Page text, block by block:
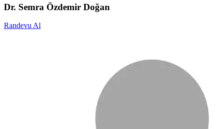
Dr. Semra Özdemir Doğan
Randevu Al